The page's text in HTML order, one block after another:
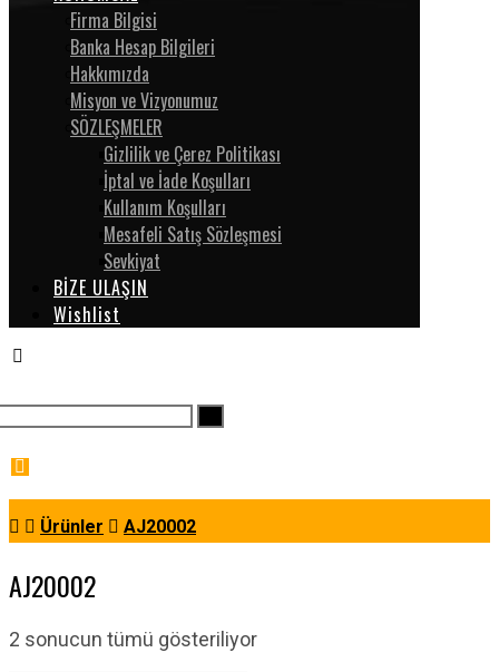
Firma Bilgisi
Banka Hesap Bilgileri
Hakkımızda
Misyon ve Vizyonumuz
SÖZLEŞMELER
Gizlilik ve Çerez Politikası
İptal ve İade Koşulları
Kullanım Koşulları
Mesafeli Satış Sözleşmesi
Sevkiyat
BİZE ULAŞIN
Wishlist
Ürünler AJ20002
AJ20002
2 sonucun tümü gösteriliyor